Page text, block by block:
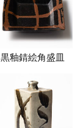
黒釉錆絵角盛皿